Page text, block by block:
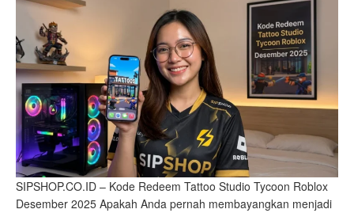
SIPSHOP.CO.ID – Kode Redeem Tattoo Studio Tycoon Roblox
Desember 2025 Apakah Anda pernah membayangkan menjadi